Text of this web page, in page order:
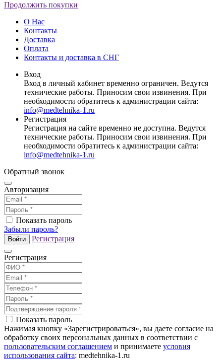
Продолжить покупки
О Нас
Контакты
Доставка
Оплата
Контакты и доставка в СНГ
Вход
Вход в личный кабинет временно ограничен. Ведутся
технические работы. Приносим свои извинения. При
необходимости обратитесь к администрации сайта:
info@medtehnika-1.ru
Регистрация
Регистрация на сайте временно не доступна. Ведутся
технические работы. Приносим свои извинения. При
необходимости обратитесь к администрации сайта:
info@medtehnika-1.ru
Обратный звонок
Авторизация
Показать пароль
Забыли пароль?
Войти Регистрация
Регистрация
Показать пароль
Нажимая кнопку «Зарегистрироваться», вы даете согласие на
обработку своих персональных данных в соответствии с
пользовательским соглашением и принимаете условия
использования сайта: medtehnika-1.ru